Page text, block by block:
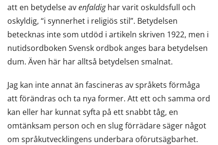
att en betydelse avenfaldighar varit oskuldsfull och
oskyldig, “i synnerhet i religiös stil”. Betydelsen
betecknas inte som utdöd i artikeln skriven 1922, men i
nutidsordboken Svensk ordbok anges bara betydelsen
dum. Även här har alltså betydelsen smalnat.
Jag kan inte annat än fascineras av språkets förmåga
att förändras och ta nya former. Att ett och samma ord
kan eller har kunnat syfta på ett snabbt tåg, en
omtänksam person och en slug förrädare säger något
om språkutvecklingens underbara oförutsägbarhet.